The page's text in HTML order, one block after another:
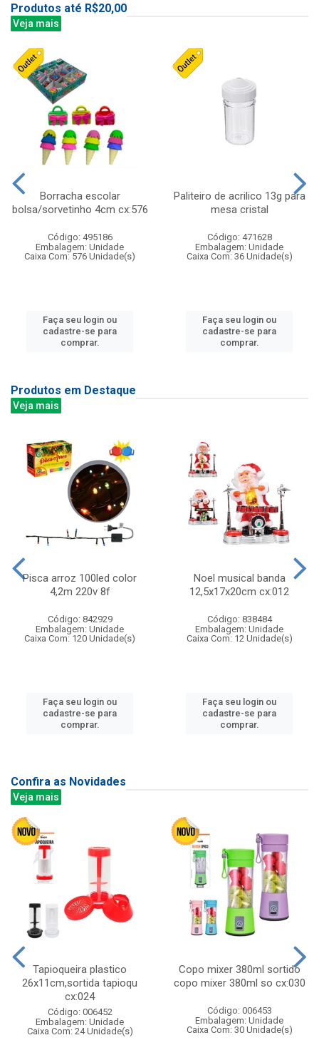
Produtos até R$20,00
Veja mais
Borracha escolar
bolsa/sorvetinho 4cm cx:576
Código: 495186
Embalagem: Unidade
Caixa Com: 576 Unidade(s)
Faça seu login ou
cadastre-se para
comprar.
Paliteiro de acrilico 13g para
mesa cristal
Código: 471628
Embalagem: Unidade
Caixa Com: 36 Unidade(s)
Faça seu login ou
cadastre-se para
comprar.
Produtos em Destaque
Veja mais
Pisca arroz 100led color
4,2m 220v 8f
Código: 842929
Embalagem: Unidade
Caixa Com: 120 Unidade(s)
Faça seu login ou
cadastre-se para
comprar.
Noel musical banda
12,5x17x20cm cx:012
Código: 838484
Embalagem: Unidade
Caixa Com: 12 Unidade(s)
Faça seu login ou
cadastre-se para
comprar.
Confira as Novidades
Veja mais
Tapioqueira plastico
26x11cm,sortida tapioqu
cx:024
Código: 006452
Embalagem: Unidade
Caixa Com: 24 Unidade(s)
Copo mixer 380ml sortido
copo mixer 380ml so cx:030
Código: 006453
Embalagem: Unidade
Caixa Com: 30 Unidade(s)